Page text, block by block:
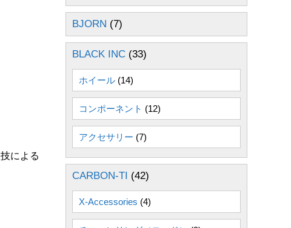
による
BJORN (7)
BLACK INC (33)
ホイール (14)
コンポーネント (12)
アクセサリー (7)
CARBON-TI (42)
X-Accessories (4)